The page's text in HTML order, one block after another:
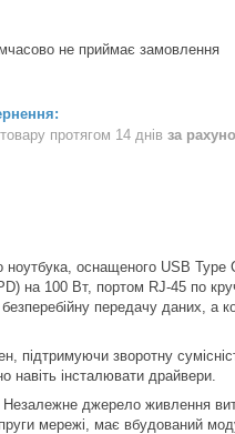
не приймає замовлення
протягом 14 днів за
оснащеного USB
на 100 Вт, портом RJ-45 по
передачу даних, а
підтримуючи зворотну
інсталювати драйвери.
джерело живлення
мережі, має вбудований